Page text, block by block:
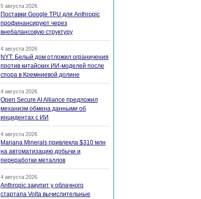
5 августа 2026
Поставки Google TPU для Anthropic
профинансируют через
внебалансовую структуру
4 августа 2026
NYT: Белый дом отложил ограничения
против китайских ИИ-моделей после
спора в Кремниевой долине
4 августа 2026
Open Secure AI Alliance предложил
механизм обмена данными об
инцидентах с ИИ
4 августа 2026
Mariana Minerals привлекла $310 млн
на автоматизацию добычи и
переработки металлов
4 августа 2026
Anthropic закупит у облачного
стартапа Volta вычислительные